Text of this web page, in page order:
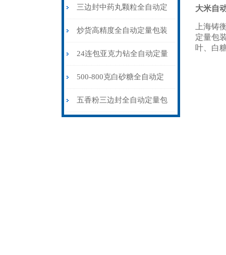
三边封中药丸颗粒全自动定
量包装机6-8克
炒货高精度全自动定量包装
机100-500克\包
24连包亚克力钻全自动定量
包装机高精度不漏料厂家
500-800克白砂糖全自动定
量包装机量杯式
五香粉三边封全自动定量包
大米自
上海铸
定量包
叶、白